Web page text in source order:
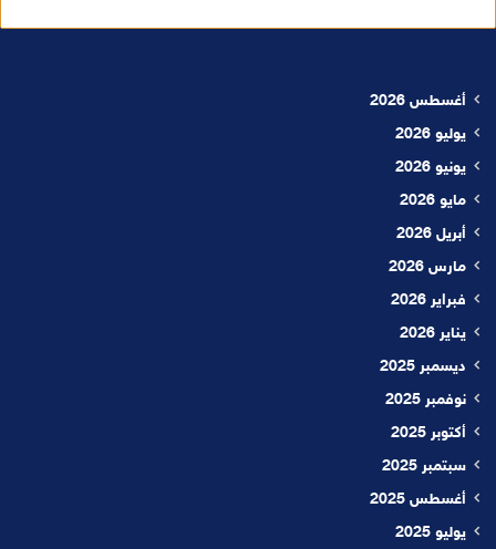
أغسطس 2026
يوليو 2026
يونيو 2026
مايو 2026
أبريل 2026
مارس 2026
فبراير 2026
يناير 2026
ديسمبر 2025
نوفمبر 2025
أكتوبر 2025
سبتمبر 2025
أغسطس 2025
يوليو 2025